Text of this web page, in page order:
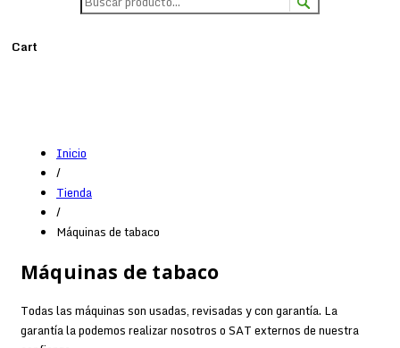
Cart
Inicio
/
Tienda
/
Máquinas de tabaco
Máquinas de tabaco
Todas las máquinas son usadas, revisadas y con garantía. La
garantía la podemos realizar nosotros o SAT externos de nuestra